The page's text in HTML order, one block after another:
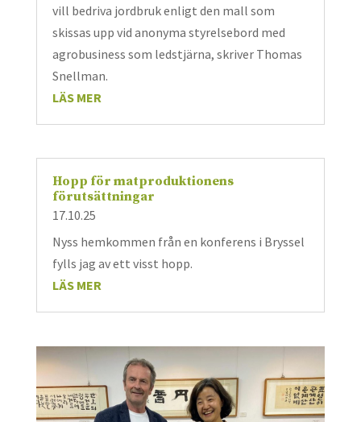
vill bedriva jordbruk enligt den mall som
skissas upp vid anonyma styrelsebord med
agrobusiness som ledstjärna, skriver Thomas
Snellman.
LÄS MER
Hopp för matproduktionens
förutsättningar
17.10.25
Nyss hemkommen från en konferens i Bryssel
fylls jag av ett visst hopp.
LÄS MER